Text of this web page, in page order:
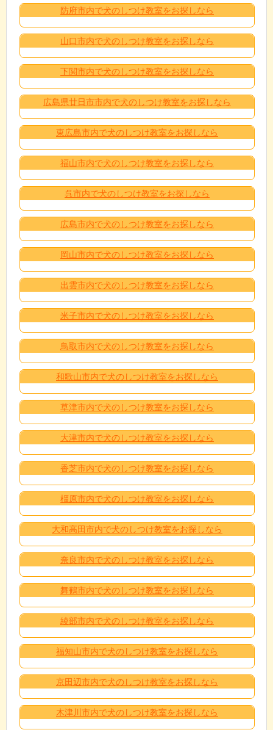
防府市内で犬のしつけ教室をお探しなら
山口市内で犬のしつけ教室をお探しなら
下関市内で犬のしつけ教室をお探しなら
広島県廿日市市内で犬のしつけ教室をお探しなら
東広島市内で犬のしつけ教室をお探しなら
福山市内で犬のしつけ教室をお探しなら
呉市内で犬のしつけ教室をお探しなら
広島市内で犬のしつけ教室をお探しなら
岡山市内で犬のしつけ教室をお探しなら
出雲市内で犬のしつけ教室をお探しなら
米子市内で犬のしつけ教室をお探しなら
鳥取市内で犬のしつけ教室をお探しなら
和歌山市内で犬のしつけ教室をお探しなら
草津市内で犬のしつけ教室をお探しなら
大津市内で犬のしつけ教室をお探しなら
香芝市内で犬のしつけ教室をお探しなら
橿原市内で犬のしつけ教室をお探しなら
大和高田市内で犬のしつけ教室をお探しなら
奈良市内で犬のしつけ教室をお探しなら
舞鶴市内で犬のしつけ教室をお探しなら
綾部市内で犬のしつけ教室をお探しなら
福知山市内で犬のしつけ教室をお探しなら
京田辺市内で犬のしつけ教室をお探しなら
木津川市内で犬のしつけ教室をお探しなら